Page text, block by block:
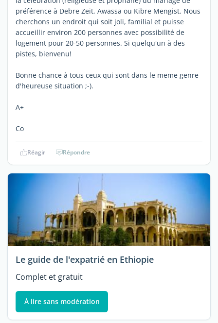
préférence à Debre Zeit, Awassa ou Kibre Mengist. Nous
cherchons un endroit qui soit joli, familial et puisse
accueillir environ 200 personnes avec possibilité de
logement pour 20-50 personnes. Si quelqu'un à des
pistes, bienvenu!
Bonne chance à tous ceux qui sont dans le meme genre
d'heureuse situation ;-).
A+
Co
Réagir Répondre
Le guide de l'expatrié en Ethiopie
Complet et gratuit
À lire sans modération